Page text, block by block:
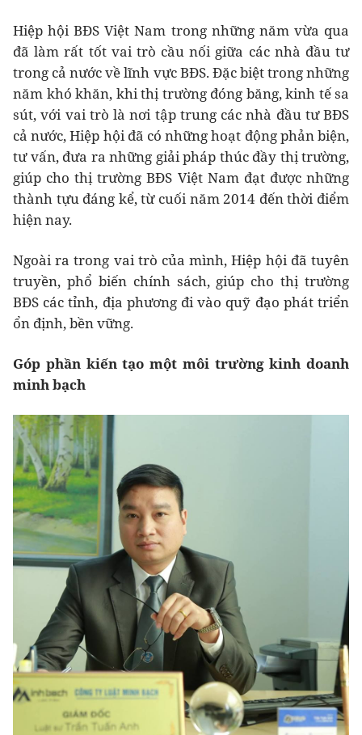
Hiệp hội BĐS Việt Nam trong những năm vừa qua
đã làm rất tốt vai trò cầu nối giữa các nhà đầu tư
trong cả nước về lĩnh vực BĐS. Đặc biệt trong những
năm khó khăn, khi thị trường đóng băng, kinh tế sa
sút, với vai trò là nơi tập trung các nhà đầu tư BĐS
cả nước, Hiệp hội đã có những hoạt động phản biện,
tư vấn, đưa ra những giải pháp thúc đầy thị trường,
giúp cho thị trường BĐS Việt Nam đạt được những
thành tựu đáng kể, từ cuối năm 2014 đến thời điểm
hiện nay.
Ngoài ra trong vai trò của mình, Hiệp hội đã tuyên
truyền, phổ biến chính sách, giúp cho thị trường
BĐS các tỉnh, địa phương đi vào quỹ đạo phát triển
ổn định, bền vững.
Góp phần kiến tạo một môi trường kinh doanh
minh bạch